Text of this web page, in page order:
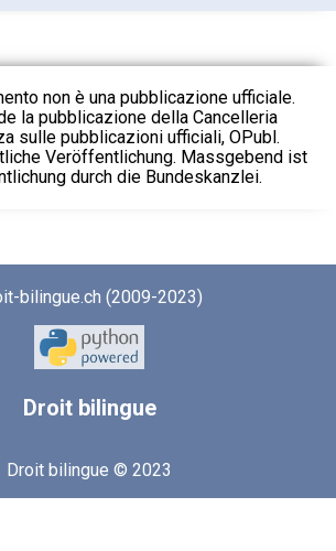
non è una pubblicazione ufficiale.
la pubblicazione della Cancelleria
sulle pubblicazioni ufficiali, OPubl.
Veröffentlichung. Massgebend ist
durch die Bundeskanzlei.
bilingue.ch (2009-2023)
Droitbilingue
Droit bilingue © 2023